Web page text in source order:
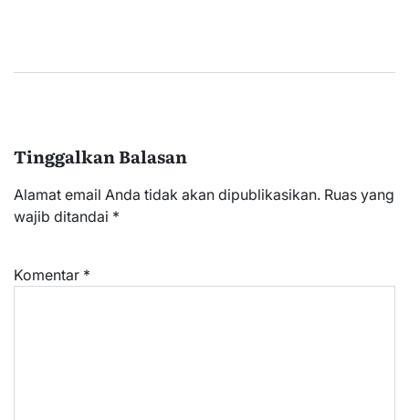
Tinggalkan Balasan
Alamat email Anda tidak akan dipublikasikan. Ruas yang
wajib ditandai *
Komentar *